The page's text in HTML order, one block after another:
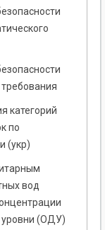
категорий
по
(укр)
вод
(ОДУ)